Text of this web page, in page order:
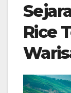
Rice